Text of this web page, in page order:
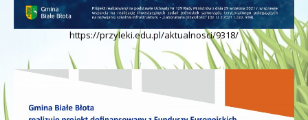
https://przyleki.edu.pl/aktualnosci/9318/